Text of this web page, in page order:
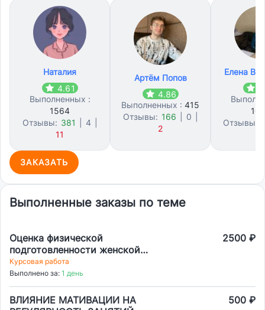
Наталия
4.61
Выполненных :
1564
Отзывы: 381 4
11
Артём Попов
4.86
Выполненных : 415
Отзывы: 166 0
2
Елена
Отзывы:
ЗАКАЗАТЬ
Выполненные заказы по теме
Оценка физической
подготовленности женской
гандбольной команды "университет"
по нормативам ОФП И СФП
стандарта спортивной подготовки
по виду спорта гандбол
2500 ₽
Курсовая работа
Выполнено за: 1 день
ВЛИЯНИЕ МАТИВАЦИИ НА
500 ₽